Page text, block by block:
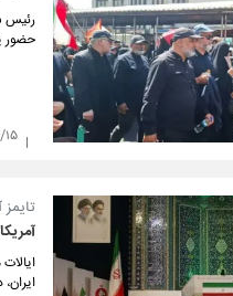
رئیس
حضور
تایمز
آمریکا مانع از